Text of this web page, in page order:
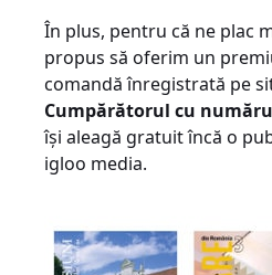
În plus, pentru că ne plac
propus să oferim un
comandă înregistrată pe
Cumpărătorul cu
îşi aleagă gratuit încă o
igloo media.